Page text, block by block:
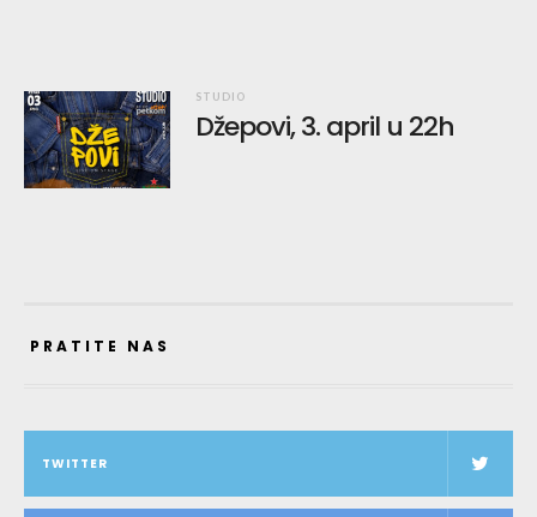
STUDIO
Džepovi, 3. april u 22h
PRATITE NAS
TWITTER